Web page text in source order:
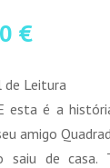
€.
€O
atual
é:
13,50 €.
de Leitura
esta é a
amigo
saiu de casa.